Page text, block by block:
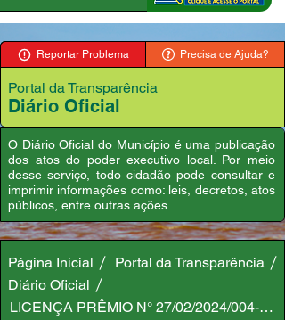
Reportar Problema Precisa de Ajuda?
Portal da Transparência
Diário Oficial
O Diário Oficial do Município é uma publicação
dos atos do poder executivo local. Por meio
desse serviço, todo cidadão pode consultar e
imprimir informações como: leis, decretos, atos
públicos, entre outras ações.
Página Inicial
Portal da Transparência
Diário Oficial
LICENÇA PRÊMIO N° 27/02/2024/004-